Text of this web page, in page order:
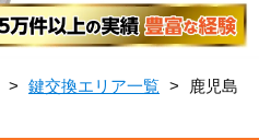
> 鍵交換エリア一覧 >
鹿児島